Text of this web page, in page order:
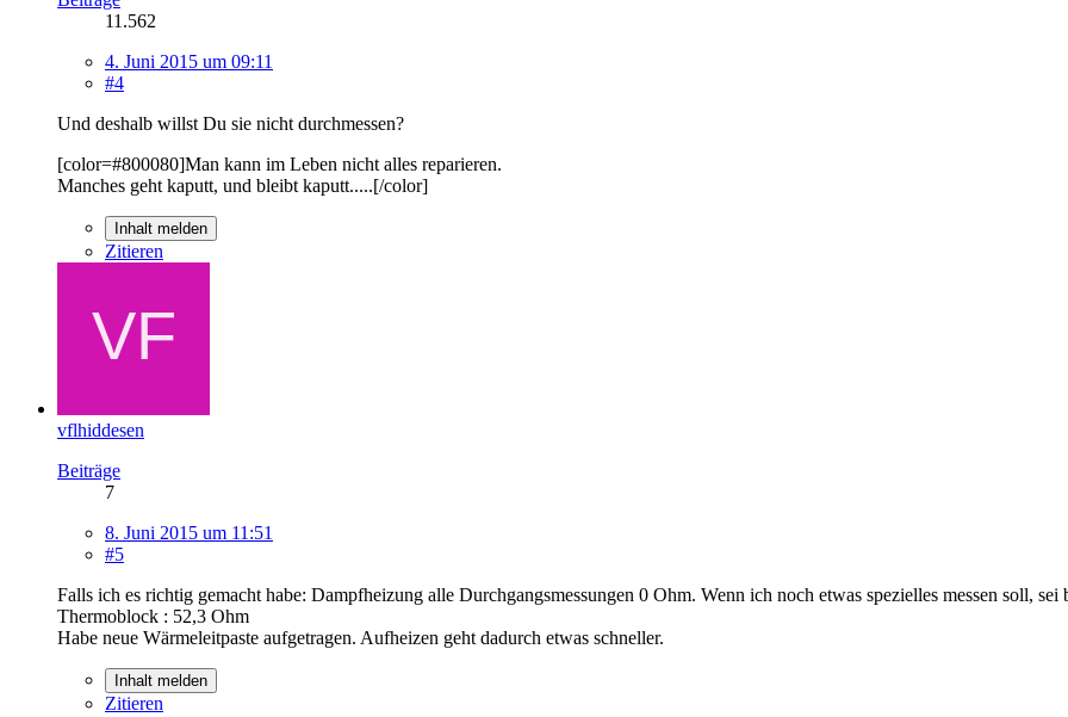
11.562
4. Juni 2015 um 09:11
#4
Und deshalb willst Du sie nicht durchmessen?
[color=#800080]Man kann im Leben nicht alles reparieren.
Manches geht kaputt, und bleibt kaputt.....[/color]
Inhalt melden
Zitieren
vflhiddesen
Beiträge
7
8. Juni 2015 um 11:51
#5
Falls ich es richtig gemacht habe: Dampfheizung alle Durchgangsmessungen 0 Ohm. Wenn ich noch etwas spezielles messen soll,
Thermoblock : 52,3 Ohm
Habe neue Wärmeleitpaste aufgetragen. Aufheizen geht dadurch etwas schneller.
Inhalt melden
Zitieren